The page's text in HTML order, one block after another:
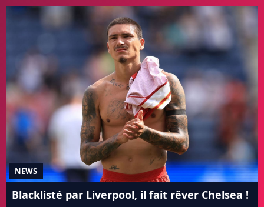
NEWS
Blacklisté par Liverpool, il fait rêver Chelsea !